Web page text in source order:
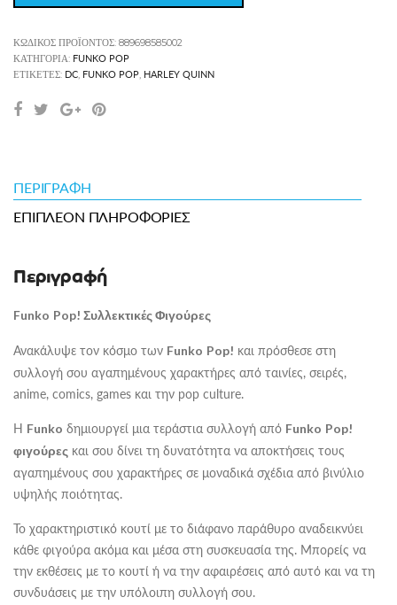
ΚΩΔΙΚΌΣ ΠΡΟΪΌΝΤΟΣ: 889698585002
ΚΑΤΗΓΟΡΊΑ: FUNKO POP
ΕΤΙΚΈΤΕΣ: DC, FUNKO POP, HARLEY QUINN
ΠΕΡΙΓΡΑΦΉ
ΕΠΙΠΛΈΟΝ ΠΛΗΡΟΦΟΡΊΕΣ
Περιγραφή
Funko Pop! Συλλεκτικές Φιγούρες
Ανακάλυψε τον κόσμο των Funko Pop! και πρόσθεσε στη
συλλογή σου αγαπημένους χαρακτήρες από ταινίες, σειρές,
anime, comics, games και την pop culture.
Η Funko δημιουργεί μια τεράστια συλλογή από Funko Pop!
φιγούρες και σου δίνει τη δυνατότητα να αποκτήσεις τους
αγαπημένους σου χαρακτήρες σε μοναδικά σχέδια από βινύλιο
υψηλής ποιότητας.
Το χαρακτηριστικό κουτί με το διάφανο παράθυρο αναδεικνύει
κάθε φιγούρα ακόμα και μέσα στη συσκευασία της. Μπορείς να
την εκθέσεις με το κουτί ή να την αφαιρέσεις από αυτό και να τη
συνδυάσεις με την υπόλοιπη συλλογή σου.